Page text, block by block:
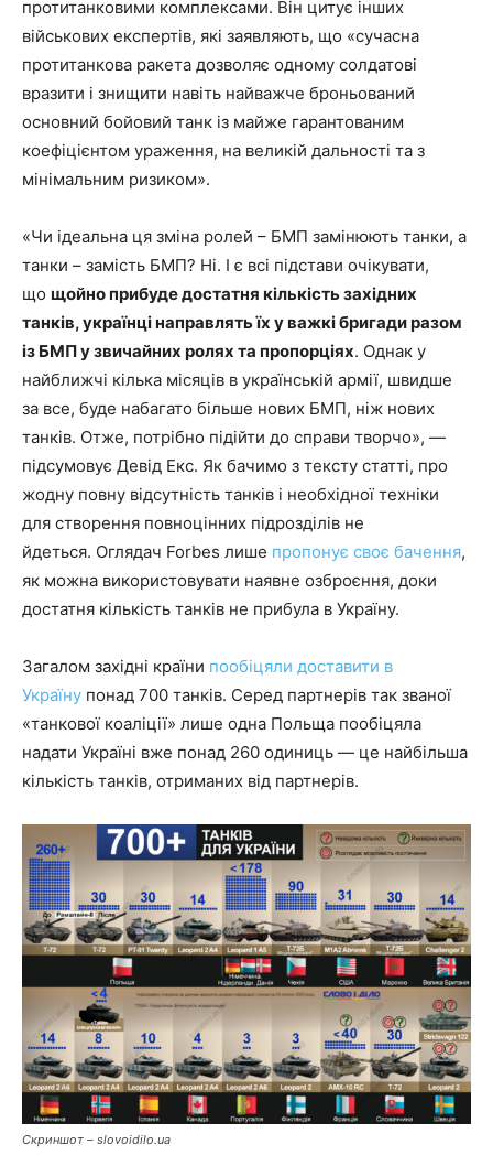
протитанковими комплексами. Він цитує інших
військових експертів, які заявляють, що «сучасна
протитанкова ракета дозволяє одному солдатові
вразити і знищити навіть найважче броньований
основний бойовий танк із майже гарантованим
коефіцієнтом ураження, на великій дальності та з
мінімальним ризиком».
«Чи ідеальна ця зміна ролей – БМП замінюють танки, а
танки – замість БМП? Ні. І є всі підстави очікувати,
що щойно прибуде достатня кількість західних
танків, українці направлять їх у важкі бригади разом
із БМП у звичайних ролях та пропорціях. Однак у
найближчі кілька місяців в українській армії, швидше
за все, буде набагато більше нових БМП, ніж нових
танків. Отже, потрібно підійти до справи творчо», —
підсумовує Девід Екс. Як бачимо з тексту статті, про
жодну повну відсутність танків і необхідної техніки
для створення повноцінних підрозділів не
йдеться. Оглядач Forbes лише пропонує своє бачення,
як можна використовувати наявне озброєння, доки
достатня кількість танків не прибула в Україну.
Загалом західні країни пообіцяли доставити в
Україну понад 700 танків. Серед партнерів так званої
«танкової коаліції» лише одна Польща пообіцяла
надати Україні вже понад 260 одиниць — це найбільша
кількість танків, отриманих від партнерів.
Скриншот – slovoidilo.ua